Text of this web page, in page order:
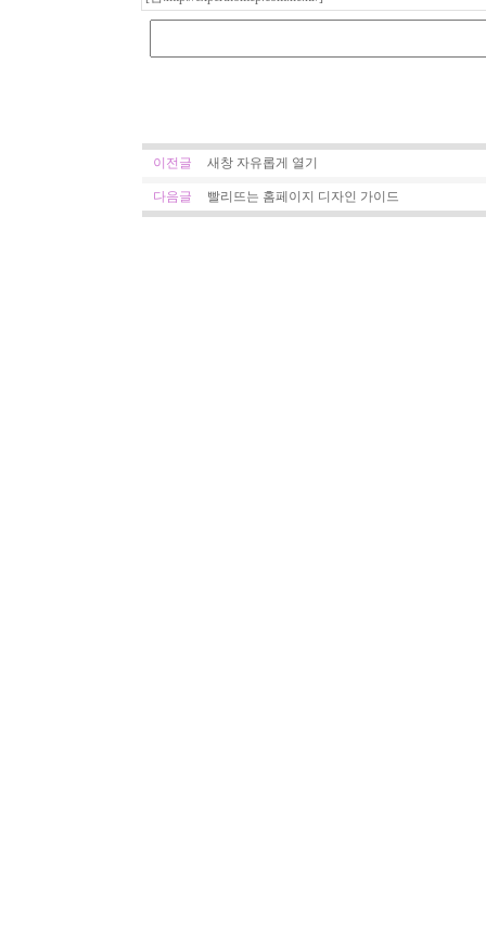
이전글 새창 자유롭게 열기
다음글 빨리뜨는 홈페이지 디자인 가이드